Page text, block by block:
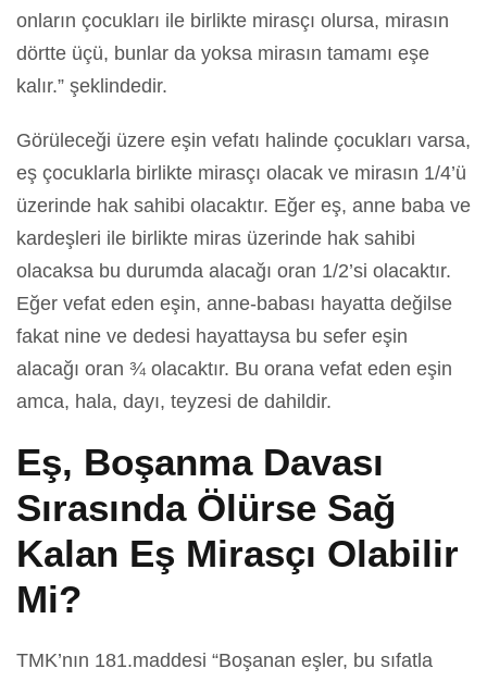
onların çocukları ile birlikte mirasçı olursa, mirasın
dörtte üçü, bunlar da yoksa mirasın tamamı eşe
kalır.” şeklindedir.
Görüleceği üzere eşin vefatı halinde çocukları varsa,
eş çocuklarla birlikte mirasçı olacak ve mirasın 1/4’ü
üzerinde hak sahibi olacaktır. Eğer eş, anne baba ve
kardeşleri ile birlikte miras üzerinde hak sahibi
olacaksa bu durumda alacağı oran 1/2’si olacaktır.
Eğer vefat eden eşin, anne-babası hayatta değilse
fakat nine ve dedesi hayattaysa bu sefer eşin
alacağı oran ¾ olacaktır. Bu orana vefat eden eşin
amca, hala, dayı, teyzesi de dahildir.
Eş, Boşanma Davası
Sırasında Ölürse Sağ
Kalan Eş Mirasçı Olabilir
Mi?
TMK’nın 181.maddesi “Boşanan eşler, bu sıfatla